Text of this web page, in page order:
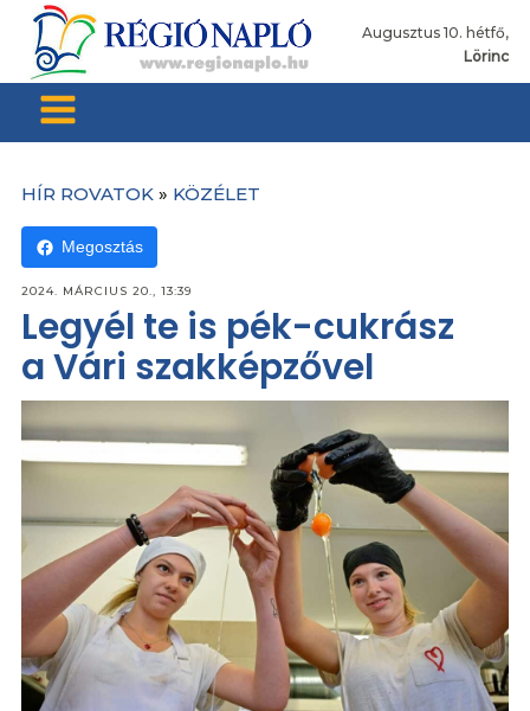
Augusztus 10. hétfő,
Lörinc
HÍR ROVATOK » KÖZÉLET
Megosztás
2024. MÁRCIUS 20., 13:39
Legyél te is pék-cukrász
a Vári szakképzővel